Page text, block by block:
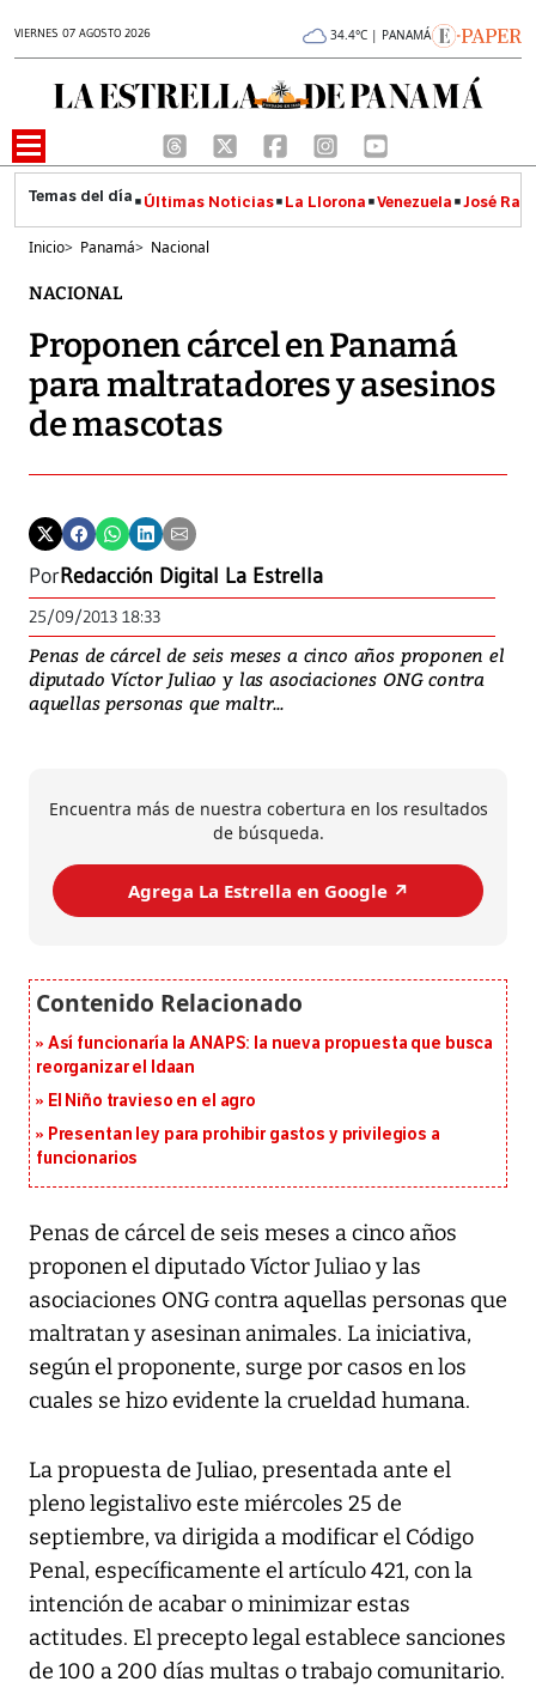
VIERNES 07 AGOSTO 2026 34.4°C | PANAMÁ
Últimas Noticias La Llorona Venezuela José
Inicio> Panamá> Nacional
NACIONAL
Proponen cárcel en Panamá
para maltratadores y asesinos
de mascotas
PorRedacción Digital La Estrella
25/09/2013 18:33
Penas de cárcel de seis meses a cinco años proponen el
diputado Víctor Juliao y las asociaciones ONG contra
aquellas personas que maltr...
Encuentra más de nuestra cobertura en los resultados
de búsqueda.
Agrega La Estrella en Google ↗️
Así funcionaría la ANAPS: la nueva propuesta que busca
reorganizar el Idaan
El Niño travieso en el agro
Presentan ley para prohibir gastos y privilegios a
funcionarios
Penas de cárcel de seis meses a cinco años
proponen el diputado Víctor Juliao y las
asociaciones ONG contra aquellas personas que
maltratan y asesinan animales. La iniciativa,
según el proponente, surge por casos en los
cuales se hizo evidente la crueldad humana.
La propuesta de Juliao, presentada ante el
pleno legistalivo este miércoles 25 de
septiembre, va dirigida a modificar el Código
Penal, específicamente el artículo 421, con la
intención de acabar o minimizar estas
actitudes. El precepto legal establece sanciones
de 100 a 200 días multas o trabajo comunitario.